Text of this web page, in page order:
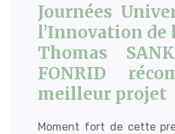
Journées
l’Innovation de
Thomas
FONRID
meilleur projet
Moment fort de cette